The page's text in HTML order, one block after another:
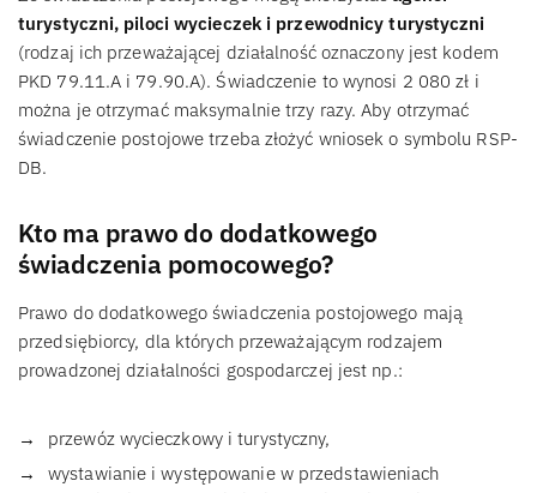
turystyczni, piloci wycieczek i przewodnicy turystyczni
(rodzaj ich przeważającej działalność oznaczony jest kodem
PKD 79.11.A i 79.90.A). Świadczenie to wynosi 2 080 zł i
można je otrzymać maksymalnie trzy razy. Aby otrzymać
świadczenie postojowe trzeba złożyć wniosek o symbolu RSP-
DB.
Kto ma prawo do dodatkowego
świadczenia pomocowego?
Prawo do dodatkowego świadczenia postojowego mają
przedsiębiorcy, dla których przeważającym rodzajem
prowadzonej działalności gospodarczej jest np.:
przewóz wycieczkowy i turystyczny,
wystawianie i występowanie w przedstawieniach